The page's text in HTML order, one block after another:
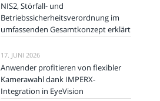
NIS2, Störfall- und
Betriebssicherheitsverordnung im
umfassenden Gesamtkonzept erklärt
17. JUNI 2026
Anwender profitieren von flexibler
Kamerawahl dank IMPERX-
Integration in EyeVision